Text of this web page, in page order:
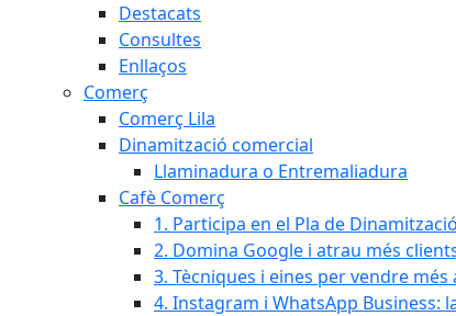
Destacats
Consultes
Enllaços
Comerç
Comerç Lila
Dinamització comercial
Llaminadura o Entremaliadura
Cafè Comerç
1. Participa en el Pla de
2. Domina Google i atrau més
3. Tècniques i eines per vendre
4. Instagram i WhatsApp Business: